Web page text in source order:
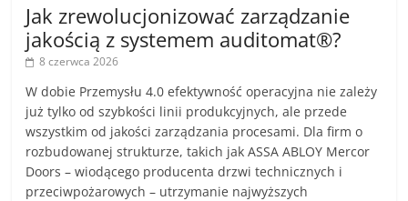
Jak zrewolucjonizować zarządzanie
jakością z systemem auditomat®?
8 czerwca 2026
W dobie Przemysłu 4.0 efektywność operacyjna nie zależy
już tylko od szybkości linii produkcyjnych, ale przede
wszystkim od jakości zarządzania procesami. Dla firm o
rozbudowanej strukturze, takich jak ASSA ABLOY Mercor
Doors – wiodącego producenta drzwi technicznych i
przeciwpożarowych – utrzymanie najwyższych